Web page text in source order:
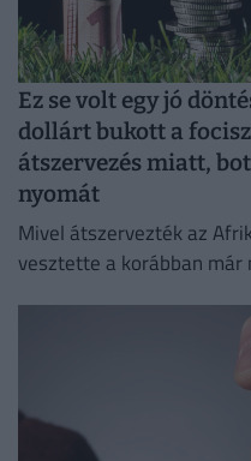
Ez se volt egy jó
dollárt bukott a
átszervezés miatt,
nyomát
Mivel átszervezték az
vesztette a korábban